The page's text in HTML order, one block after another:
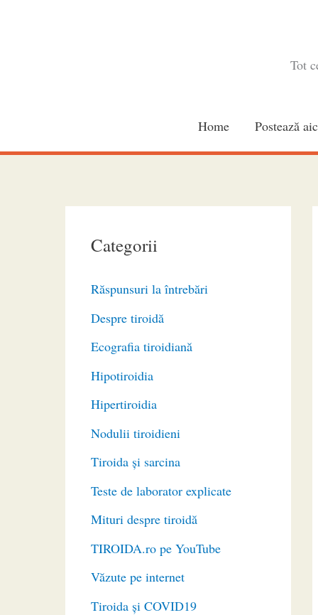
Tot
Home Postează
Categorii
Răspunsuri la întrebări
Despre tiroidă
Ecografia tiroidiană
Hipotiroidia
Hipertiroidia
Nodulii tiroidieni
Tiroida și sarcina
Teste de laborator explicate
Mituri despre tiroidă
TIROIDA.ro pe YouTube
Văzute pe internet
Tiroida și COVID19